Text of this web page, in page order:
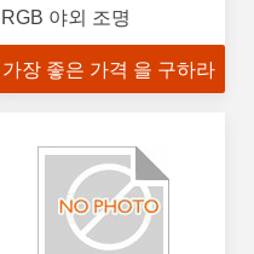
RGB 야외 조명
가장 좋은 가격 을 구하라